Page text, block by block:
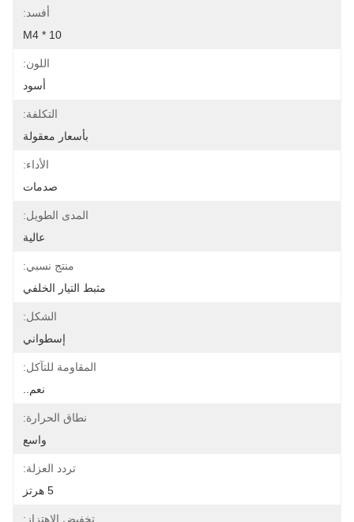
أفسد:
M4 * 10
اللون:
أسود
التكلفة:
بأسعار معقولة
الأداء:
صدمات
المدى الطويل:
عالية
منتج نسبي:
مثبط التيار الخلفي
الشكل:
إسطواني
المقاومة للتآكل:
نعم..
نطاق الحرارة:
واسع
تردد العزلة:
5 هرتز
تخفيض الاهتزاز: